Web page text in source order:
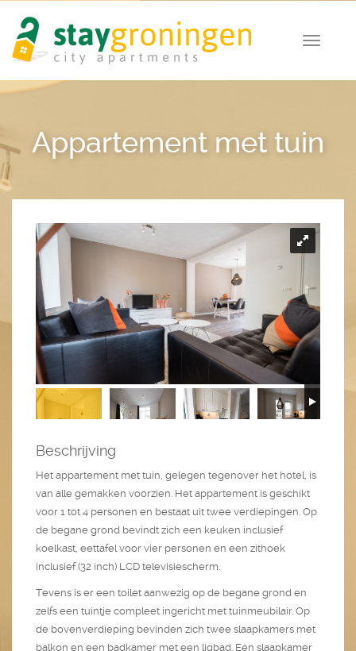
Appartement met tuin
Beschrijving
Het appartement met tuin, gelegen tegenover het hotel, is
van alle gemakken voorzien. Het appartement is geschikt
voor 1 tot 4 personen en bestaat uit twee verdiepingen. Op
de begane grond bevindt zich een keuken inclusief
koelkast, eettafel voor vier personen en een zithoek
inclusief (32 inch) LCD televisiescherm.
Tevens is er een toilet aanwezig op de begane grond en
zelfs een tuintje compleet ingericht met tuinmeubilair. Op
de bovenverdieping bevinden zich twee slaapkamers met
balkon en een badkamer met een ligbad. Eén slaapkamer